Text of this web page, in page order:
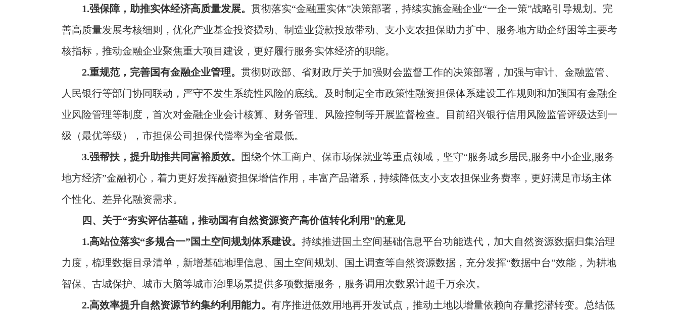
1.强保障，助推实体经济高质量发展。 贯彻落实“金融重实体”决策部署，持续实施金融企业“一企一策”战略引导规划。完
善高质量发展考核细则，优化产业基金投资撬动、制造业贷款投放带动、支小支农担保助力扩中、服务地方助企纾困等主要考
核指标，推动金融企业聚焦重大项目建设，更好履行服务实体经济的职能。
2.重规范，完善国有金融企业管理。 贯彻财政部、省财政厅关于加强财会监督工作的决策部署，加强与审计、金融监管、
人民银行等部门协同联动，严守不发生系统性风险的底线。及时制定全市政策性融资担保体系建设工作规则和加强国有金融企
业风险管理等制度，首次对金融企业会计核算、财务管理、风险控制等开展监督检查。目前绍兴银行信用风险监管评级达到一
级（最优等级），市担保公司担保代偿率为全省最低。
3.强帮扶，提升助推共同富裕质效。
围绕个体工商户、保市场保就业等重点领域，坚守“服务城乡居民,服务中小企业,服务
地方经济”金融初心，着力更好发挥融资担保增信作用，丰富产品谱系，持续降低支小支农担保业务费率，更好满足市场主体
个性化、差异化融资需求。
四、关于“夯实评估基础，推动国有自然资源资产高价值转化利用”的意见
1.高站位落实“多规合一”国土空间规划体系建设。 持续推进国土空间基础信息平台功能迭代，加大自然资源数据归集治理
力度，梳理数据目录清单，新增基础地理信息、国土空间规划、国土调查等自然资源数据，充分发挥“数据中台”效能，为耕地
智保、古城保护、城市大脑等城市治理场景提供多项数据服务，服务调用次数累计超千万余次。
2.高效率提升自然资源节约集约利用能力。 有序推进低效用地再开发试点，推动土地以增量依赖向存量挖潜转变。总结低